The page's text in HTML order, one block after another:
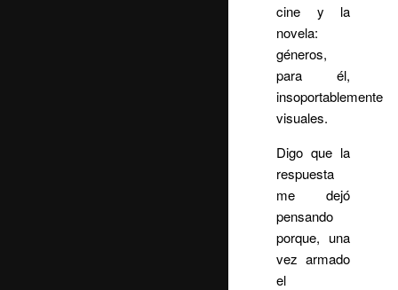
cine y la
novela:
géneros,
para él,
insoportablemente
visuales.
Digo que la
respuesta
me dejó
pensando
porque, una
vez armado
el